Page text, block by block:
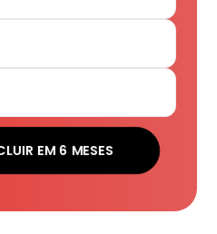
EM 6 MESES